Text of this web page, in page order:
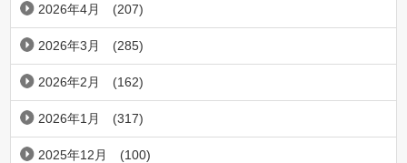
2026年4月 (207)
2026年3月 (285)
2026年2月 (162)
2026年1月 (317)
2025年12月 (100)